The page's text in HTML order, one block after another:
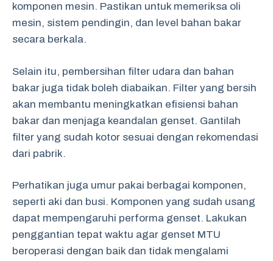
komponen mesin. Pastikan untuk memeriksa oli
mesin, sistem pendingin, dan level bahan bakar
secara berkala.
Selain itu, pembersihan filter udara dan bahan
bakar juga tidak boleh diabaikan. Filter yang bersih
akan membantu meningkatkan efisiensi bahan
bakar dan menjaga keandalan genset. Gantilah
filter yang sudah kotor sesuai dengan rekomendasi
dari pabrik.
Perhatikan juga umur pakai berbagai komponen,
seperti aki dan busi. Komponen yang sudah usang
dapat mempengaruhi performa genset. Lakukan
penggantian tepat waktu agar genset MTU
beroperasi dengan baik dan tidak mengalami